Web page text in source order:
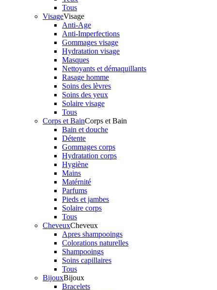
Tous
VisageVisage
Anti-Age
Anti-Imperfections
Gommages visage
Hydratation visage
Masques
Nettoyants et démaquillants
Rasage homme
Soins des lèvres
Soins des yeux
Solaire visage
Tous
Corps et BainCorps et Bain
Bain et douche
Détente
Gommages corps
Hydratation corps
Hygiène
Mains
Matérnité
Parfums
Pieds et jambes
Solaire corps
Tous
CheveuxCheveux
Apres shampooings
Colorations naturelles
Shampooings
Soins capillaires
Tous
BijouxBijoux
Bracelets